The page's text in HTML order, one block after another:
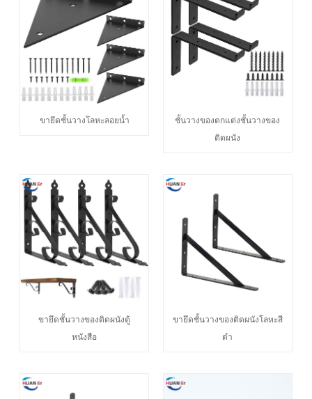
ขายึดชั้นวางโลหะลอยน้ำ
ชั้นวางของตกแต่งชั้นวางของ
ติดผนัง
ขายึดชั้นวางของติดผนังตู้
หนังสือ
ขายึดชั้นวางของติดผนังโลหะสี
ดำ